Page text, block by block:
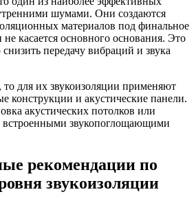
шумами. Они создаются
материалов под финальное
касается основного основания. Это
снизить передачу вибраций и звука
то для их звукоизоляции применяют
конструкции и акустические панели.
акустических потолков или
встроенными звукопоглощающими
рекомендации по
звукоизоляции